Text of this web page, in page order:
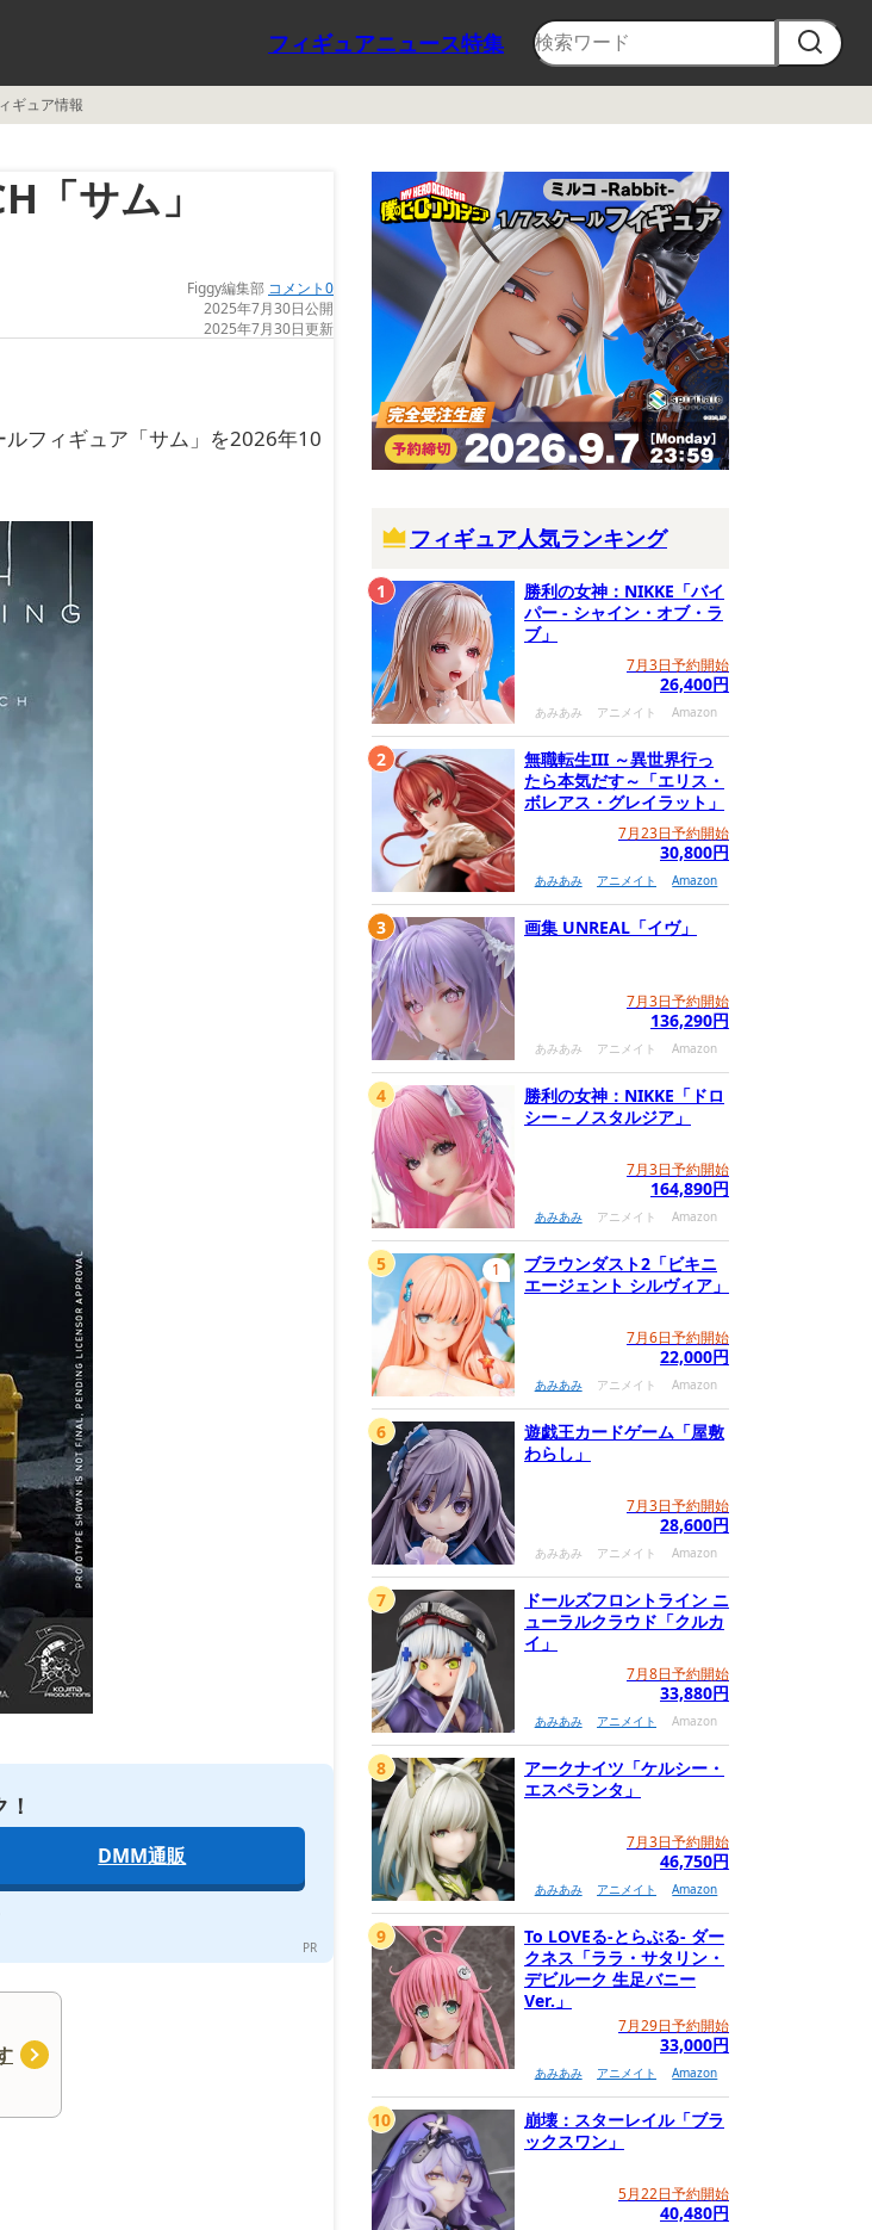
フィギュアニュース特集
ギュア情報
「サム」
Figgy編集部 コメント0
2025年7月30日公開
2025年7月30日更新
ルフィギュア「サム」を2026年10
DMM通販
フィギュア人気ランキング
勝利の女神：NIKKE「バイ
パー - シャイン・オブ・ラ
ブ」
7月3日予約開始
26,400円
あみあみ アニメイト Amazon
1
無職転生III ～異世界行っ
たら本気だす～「エリス・
ボレアス・グレイラット」
7月23日予約開始
30,800円
あみあみ アニメイト Amazon
2
画集 UNREAL「イヴ」
7月3日予約開始
136,290円
あみあみ アニメイト Amazon
3
勝利の女神：NIKKE「ドロ
シー－ノスタルジア」
7月3日予約開始
164,890円
あみあみ アニメイト Amazon
4
ブラウンダスト2「ビキニ
エージェント シルヴィア」
7月6日予約開始
22,000円
あみあみ アニメイト Amazon
1
5
遊戯王カードゲーム「屋敷
わらし」
7月3日予約開始
28,600円
あみあみ アニメイト Amazon
6
ドールズフロントライン ニ
ューラルクラウド「クルカ
イ」
7月8日予約開始
33,880円
あみあみ アニメイト Amazon
7
アークナイツ「ケルシー・
エスペランタ」
7月3日予約開始
46,750円
あみあみ アニメイト Amazon
8
To LOVEる-とらぶる- ダー
クネス「ララ・サタリン・
デビルーク 生足バニー
Ver.」
7月29日予約開始
33,000円
あみあみ アニメイト Amazon
9
崩壊：スターレイル「ブラ
ックスワン」
5月22日予約開始
40,480円
10